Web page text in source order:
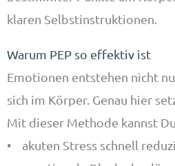
klaren Selbstinstruktionen.
Warum PEP so effektiv ist
Emotionen entstehen nicht
sich im Körper. Genau hier
Mit dieser Methode kannst
• akuten Stress schnell